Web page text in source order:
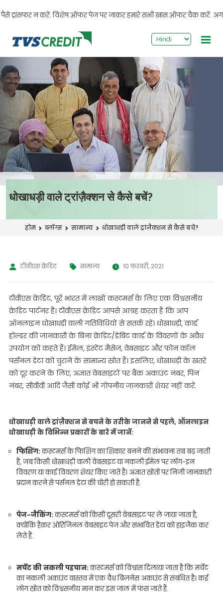
न करें. विशेष ऑफर पेज पर जाकर हमारे सभी खास ऑफर चैक करें. अगर
धोखाधड़ी वाले ट्रांज़ैक्शन से कैसे बचें?
होम ब्लॉग्स सामान्य धोखाधड़ी वाले ट्रांज़ैक्शन से कैसे बचें?
टीवीएस क्रेडिट सामान्य 10 फरवरी, 2021
टीवीएस क्रेडिट, पूरे भारत में लाखों कस्टमर्स के लिए एक विश्वसनीय
क्रेडिट पार्टनर है। टीवीएस क्रेडिट आपसे आग्रह करता है कि आप
ऑनलाइन धोखाधड़ी वाली गतिविधियों से सतर्क रहें। धोखाधड़ी, कार्ड
होल्डर की जानकारी के बिना क्रेडिट/डेबिट कार्ड के विवरणों के अवैध
उपयोग को कहते हैं। ईमेल, इंस्टेंट मैसेज, वेबसाइट और फोन कॉल
पर्सनल डेटा को चुराने के सामान्य स्रोत हैं। इसलिए, धोखाधड़ी के खतरे
को दूर करने के लिए, अज्ञात वेबसाइटों पर बैंक अकाउंट नंबर, पिन
नंबर, सीवीवी आदि जैसी कोई भी गोपनीय जानकारी शेयर नहीं करें.
धोखाधड़ी वाले ट्रांज़ैक्शन से बचने के तरीके जानने से पहले, ऑनलाइन
धोखाधड़ी के विभिन्न प्रकारों के बारे में जानें:
फिशिंग:कस्टमर्स के फिशिंग का शिकार बनने की संभावना तब बढ़ जाती
है, जब किसी धोखाधड़ी वाली वेबसाइट या नकली ईमेल पर लॉग-इन
विवरण या कार्ड विवरण शेयर किए जाते हैं। अज्ञात स्रोतों पर निजी जानकारी
प्रदान करने से पर्सनल डेटा की चोरी हो सकती है.
पेज-जैकिंग:कस्टमर्स को किसी दूसरी वेबसाइट पर ले जाया जाता है,
क्योंकि हैकर ओरिजिनल वेबसाइट पेज और संभावित डेटा को हाइजैक कर
लेते हैं.
मर्चेंट की नकली पहचान:कस्टमर्स को विश्वास दिलाया जाता है कि मर्चेंट
का नकली अकाउंट वास्तव में एक वैध बिज़नेस अकाउंट से संबंधित है। कई
लोग स्रोत को विश्वसनीय मान कर इस जाल में फंस जाते हैं.